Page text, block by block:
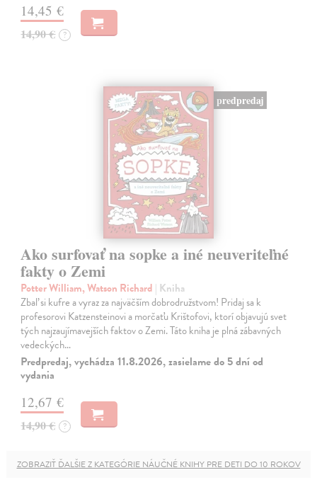
14,45 €
14,90 € ?
predpredaj
Ako surfovať na sopke a iné neuveriteľné
fakty o Zemi
Potter William, Watson Richard | Kniha
Zbaľ si kufre a vyraz za najväčším dobrodružstvom! Pridaj sa k
profesorovi Katzensteinovi a morčaťu Krištofovi, ktorí objavujú svet
tých najzaujímavejších faktov o Zemi. Táto kniha je plná zábavných
vedeckých…
Predpredaj, vychádza 11.8.2026, zasielame do 5 dní od
vydania
12,67 €
14,90 € ?
ZOBRAZIŤ ĎALŠIE Z KATEGÓRIE NÁUČNÉ KNIHY PRE DETI DO 10 ROKOV